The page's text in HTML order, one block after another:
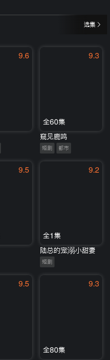
选集
9.6 9.3
全60集
窥见鹿鸣
短剧 都市
9.5 9.2
全1集
陆总的宠溺小甜妻
短剧
9.5 9.3
全80集